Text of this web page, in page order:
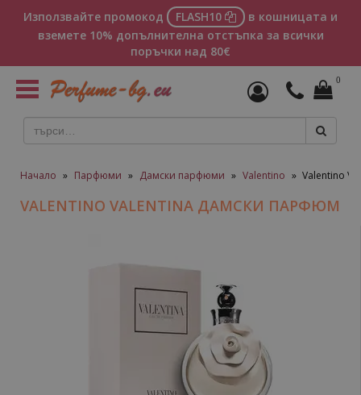
Използвайте промокод FLASH10
в кошницата и
вземете 10% допълнителна отстъпка за всички
поръчки над 80€
Toggle
navigation
0
Начало » Парфюми » Дамски парфюми » Valentino » Valentino
VALENTINO VALENTINA ДАМСКИ ПАРФЮМ